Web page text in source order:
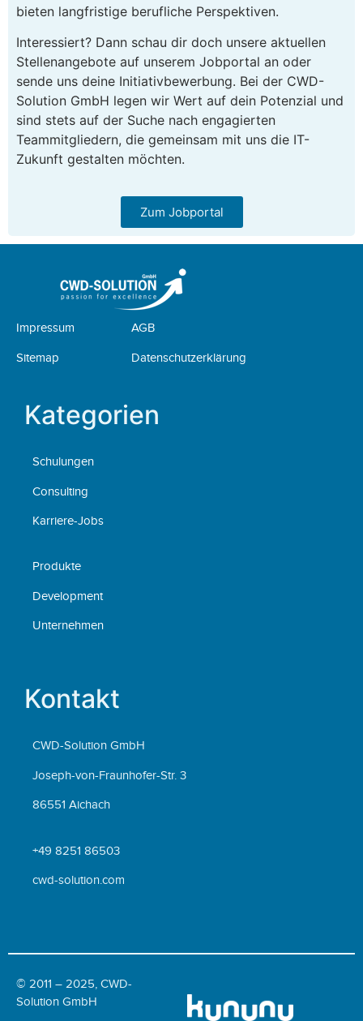
bieten langfristige berufliche Perspektiven.
Interessiert? Dann schau dir doch unsere aktuellen
Stellenangebote auf unserem Jobportal an oder
sende uns deine Initiativbewerbung. Bei der CWD-
Solution GmbH legen wir Wert auf dein Potenzial und
sind stets auf der Suche nach engagierten
Teammitgliedern, die gemeinsam mit uns die IT-
Zukunft gestalten möchten.
Zum Jobportal
Impressum
Sitemap
AGB
Datenschutzerklärung
Kategorien
Schulungen
Consulting
Karriere-Jobs
Produkte
Development
Unternehmen
Kontakt
CWD-Solution GmbH
Joseph-von-Fraunhofer-Str. 3
86551 Aichach
+49 8251 86503
cwd-solution.com
© 2011 – 2025, CWD-
Solution GmbH